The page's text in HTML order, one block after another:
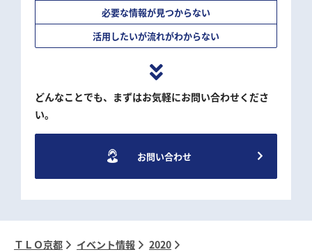
必要な情報が見つからない
活用したいが流れがわからない
どんなことでも、まずはお気軽にお問い合わせくださ
い。
お問い合わせ
ＴＬＯ京都 イベント情報
2020